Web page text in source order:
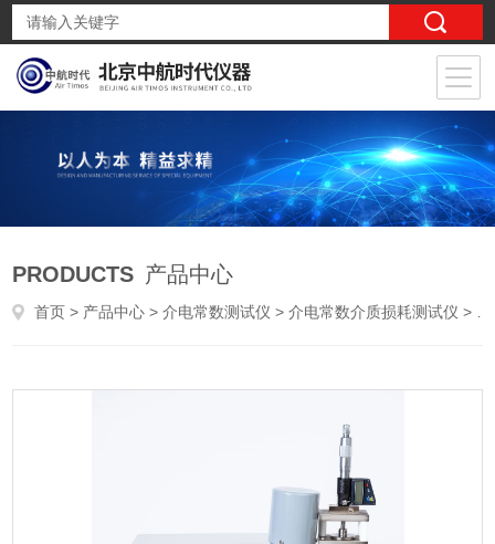
PRODUCTS 产品中心
首页 > 产品中心 >介电常数测试仪 >介电常数介质损耗测试仪 > 硅橡胶高频介电常数测试仪